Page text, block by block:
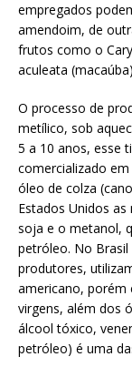
empregados
amendoim, de
frutos como o
aculeata
O processo de
metílico, sob
5 a 10 anos, esse
comercializado
óleo de colza
Estados Unidos
soja e o metanol,
petróleo. No Brasil
produtores,
americano, porém
virgens, além dos
álcool tóxico,
petróleo) é uma